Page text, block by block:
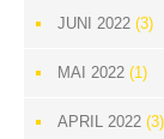
JUNI 2022 (3)
MAI 2022 (1)
APRIL 2022 (3)